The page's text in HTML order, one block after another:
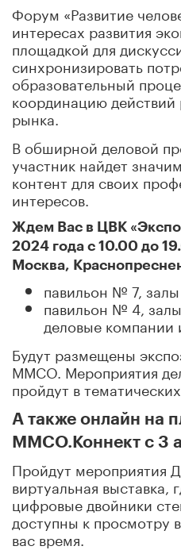
Форум «Развитие
интересах развития
площадкой для
синхронизировать
образовательный
координацию действий
рынка.
В обширной деловой
участник найдет
контент для своих
интересов.
Ждем Вас в ЦВК
2024 года с 10.00 до
Москва,
павильон № 7,
павильон № 4,
деловые компании
Будут размещены
ММСО. Мероприятия
пройдут в
А также онлайн на
ММСО.Коннект с 3
Пройдут мероприятия
виртуальная выставка,
цифровые двойники
доступны к просмотру
вас время.